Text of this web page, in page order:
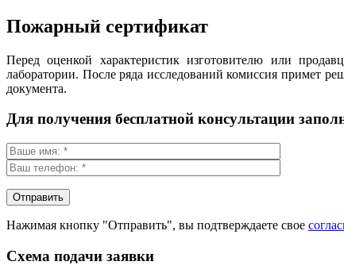
Пожарный сертификат
Перед оценкой характеристик изготовителю или
лаборатории. После ряда исследований комиссия примет
документа.
Для получения бесплатной консультации
Нажимая кнопку "Отправить", вы подтверждаете свое
Схема подачи заявки